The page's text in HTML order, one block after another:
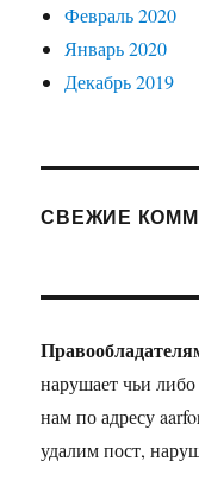
Февраль 2020
Январь 2020
Декабрь 2019
СВЕЖИЕ
нарушает чьи
нам по адресу
удалим пост,